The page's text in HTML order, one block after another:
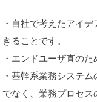
・自社で考えたアイ
きることです。
・エンドユーザ直の
・基幹系業務システ
でなく、業務プロセ